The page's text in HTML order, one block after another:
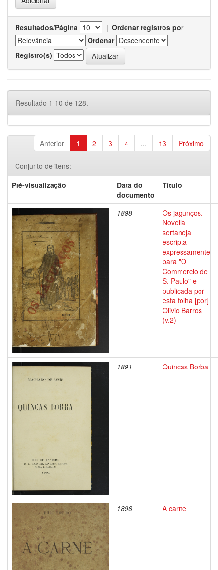
Resultados/Página | Ordenar registros por
Ordenar
Registro(s)
Resultado 1-10 de 128.
Anterior 1 2 3 4 ... 13 Próximo
Conjunto de itens:
Pré-visualização
Data do
documento
Título
1898
Os jagunços.
Novella
sertaneja
escripta
expressamente
para "O
Commercio de
S. Paulo" e
publicada por
esta folha [por]
Olivio Barros
(v.2)
1891 Quincas Borba
1896 A carne